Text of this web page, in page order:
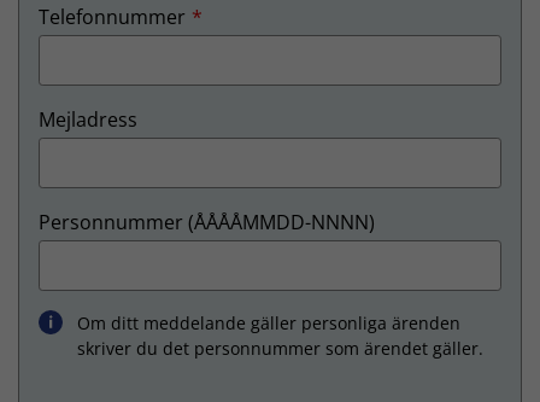
Telefonnummer
(Obligatoriskt)
Mejladress
Personnummer (ÅÅÅÅMMDD-NNNN)
Om ditt meddelande gäller personliga ärenden
skriver du det personnummer som ärendet gäller.